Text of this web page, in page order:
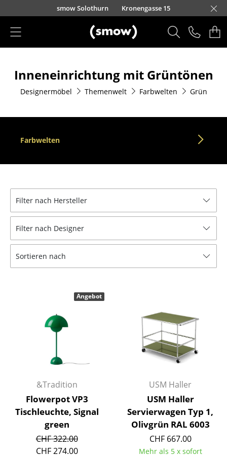
Direkt zum Inhaltsmow Solothurn Kronengasse 15
Sitzmöbel
Esszimmerstühle
Sofas
Sessel
Freischwinger
Barhocker
Hocker
Bänke & Liegen
Kinderstühle
Bürodrehstühle
Konferenzstühle
Bürosessel
Einzelteile
... alle Sitzmöbel
Inneneinrichtung mit Grüntönen
Designermöbel Themenwelt Farbwelten Grün
Farbwelten
Filter nach Hersteller
Filter nach Designer
Sortieren nach
&Tradition
Flowerpot VP3
Tischleuchte, Signal
green
CHF 322.00
CHF 274.00
Angebot
USM Haller
USM Haller
Servierwagen Typ 1,
Olivgrün RAL 6003
CHF 667.00
Mehr als 5 x sofort